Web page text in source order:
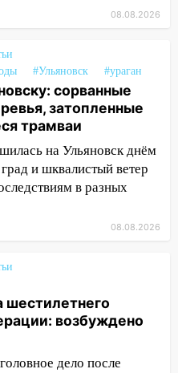
перекрыли
фото
не
ливни
долг» без спроса:
района похитил у
рублей
крышу дома на
и рухнуло
дерево
08.08.2026
#Ульяновск #ураган
сорванные
затопленные
трамваи
на Ульяновск днём
и шквалистый ветер
в разных
08.08.2026
шестилетнего
возбуждено
дело после